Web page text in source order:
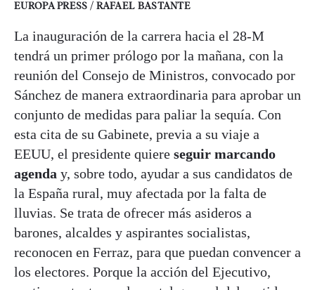
EUROPA PRESS / RAFAEL BASTANTE
La inauguración de la carrera hacia el 28-M
tendrá un primer prólogo por la mañana, con la
reunión del Consejo de Ministros, convocado por
Sánchez de manera extraordinaria para aprobar un
conjunto de medidas para paliar la sequía. Con
esta cita de su Gabinete, previa a su viaje a
EEUU, el presidente quiere seguir marcando
agenda y, sobre todo, ayudar a sus candidatos de
la España rural, muy afectada por la falta de
lluvias. Se trata de ofrecer más asideros a
barones, alcaldes y aspirantes socialistas,
reconocen en Ferraz, para que puedan convencer a
los electores. Porque la acción del Ejecutivo,